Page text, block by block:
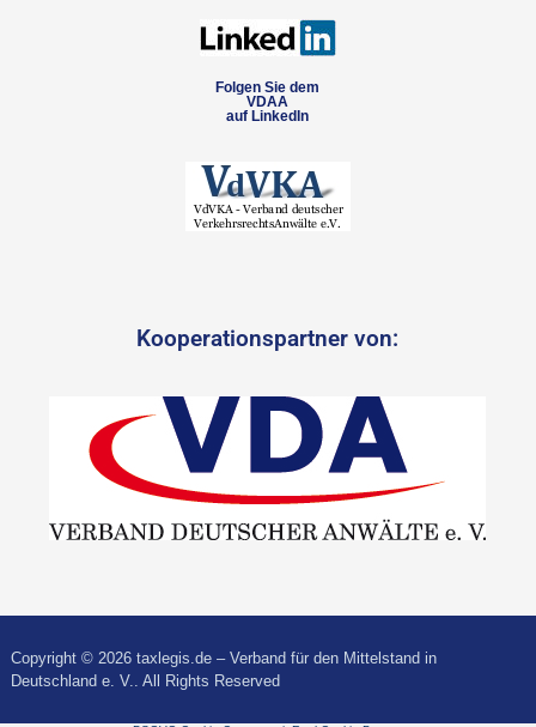
Folgen Sie dem
VDAA
auf LinkedIn
Kooperationspartner von:
Copyright © 2026 taxlegis.de – Verband für den Mittelstand in
Deutschland e. V.. All Rights Reserved